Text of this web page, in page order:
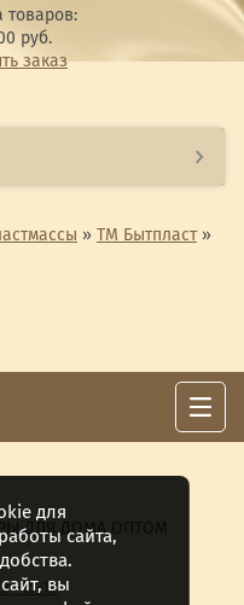
товаров:
руб.
заказ
» ТМ Бытпласт»
ДЛЯ ДОМА ОПТОМ
-15-12
для
сайта,
вы